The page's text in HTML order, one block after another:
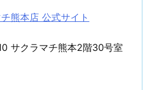
熊本店 公式サイト
サクラマチ熊本2階30号室